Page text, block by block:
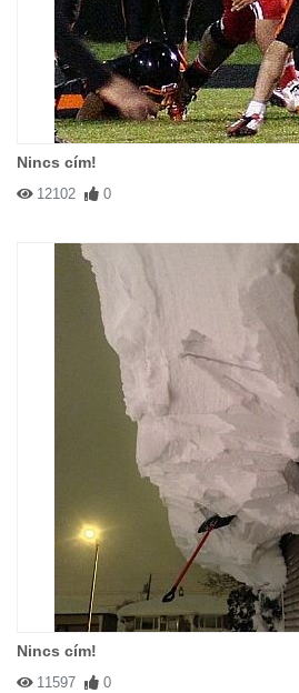
Nincs cím!
12102 0
Nincs cím!
11597 0